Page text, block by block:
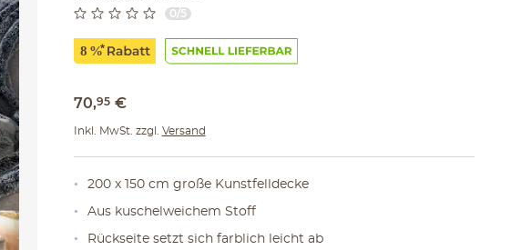
0/5
70,95 €
Inkl. MwSt. zzgl. Versand
200 x 150 cm große Kunstfelldecke
Aus kuschelweichem Stoff
Rückseite setzt sich farblich leicht ab